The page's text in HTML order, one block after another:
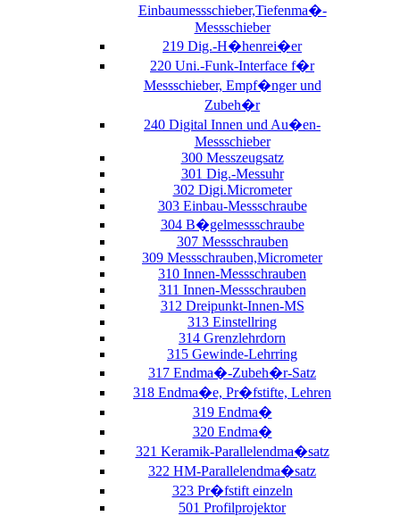
Einbaumessschieber,Tiefenma�-
Messschieber
219 Dig.-H�henrei�er
220 Uni.-Funk-Interface f�r
Messschieber, Empf�nger und
Zubeh�r
240 Digital Innen und Au�en-
Messschieber
300 Messzeugsatz
301 Dig.-Messuhr
302 Digi.Micrometer
303 Einbau-Messschraube
304 B�gelmessschraube
307 Messschrauben
309 Messschrauben,Micrometer
310 Innen-Messschrauben
311 Innen-Messschrauben
312 Dreipunkt-Innen-MS
313 Einstellring
314 Grenzlehrdorn
315 Gewinde-Lehrring
317 Endma�-Zubeh�r-Satz
318 Endma�e, Pr�fstifte, Lehren
319 Endma�
320 Endma�
321 Keramik-Parallelendma�satz
322 HM-Parallelendma�satz
323 Pr�fstift einzeln
501 Profilprojektor